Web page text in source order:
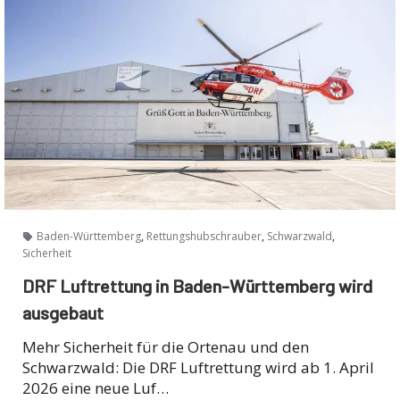
Baden-Württemberg, Rettungshubschrauber, Schwarzwald,
Sicherheit
DRF Luftrettung in Baden-Württemberg wird
ausgebaut
Mehr Sicherheit für die Ortenau und den
Schwarzwald: Die DRF Luftrettung wird ab 1. April
2026 eine neue Luf…